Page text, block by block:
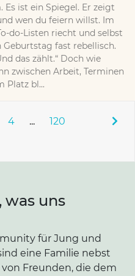
ist ein Spiegel. Er zeigt
wen du feiern willst. Im
do-Listen riecht und selbst
fast rebellisch.
das zählt.“ Doch wie
zwischen Arbeit, Terminen
Platz bl...
4 ... 120
was uns
für Jung und
eine Familie nebst
Freunden, die dem